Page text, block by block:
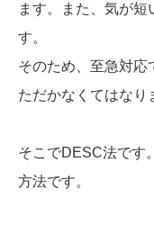
ます。また、気が
す。
そのため、至急対応
ただかなくてはなり
そこでDESC法です
方法です。